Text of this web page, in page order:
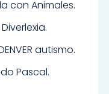
con Animales.
autismo.
Pascal.